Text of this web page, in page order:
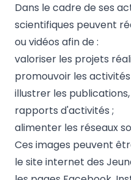
Dans le cadre de ses
scientifiques peuvent
ou vidéos afin de :
valoriser les projets
promouvoir les
illustrer les
rapports d'activités ;
alimenter les réseaux
Ces images peuvent
le site internet des